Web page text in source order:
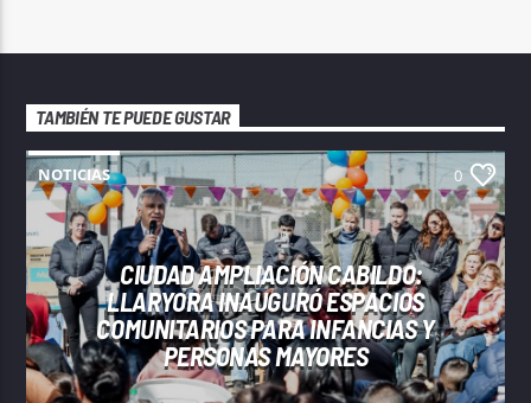
TAMBIÉN TE PUEDE GUSTAR
NOTICIAS 0
CIUDAD AMPLIACIÓN CABILDO:
LLARYORA INAUGURÓ ESPACIOS
COMUNITARIOS PARA INFANCIAS Y
PERSONAS MAYORES